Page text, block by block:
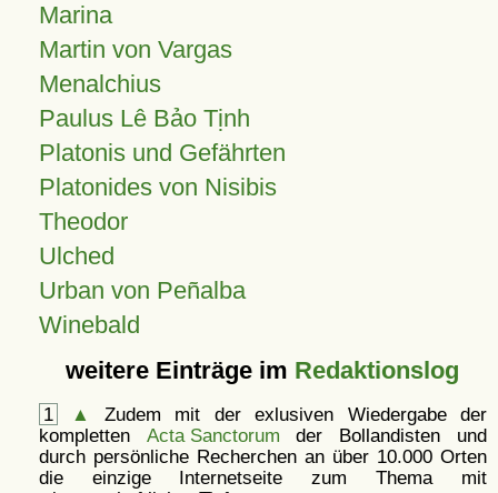
Marina
Martin von Vargas
Menalchius
Paulus Lê Bảo Tịnh
Platonis und Gefährten
Platonides von Nisibis
Theodor
Ulched
Urban von Peñalba
Winebald
weitere Einträge im Redaktionslog
1 ▲
Zudem mit der exlusiven Wiedergabe der
kompletten Acta Sanctorum der Bollandisten und
durch persönliche Recherchen an über 10.000 Orten
die einzige Internetseite zum Thema mit